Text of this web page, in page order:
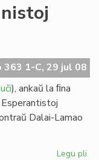
363 1-C, 29 jul 08
), ankaŭ la ﬁna
Dalai-Lamao
Legu pli